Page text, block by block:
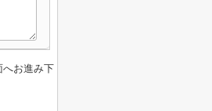
へお進み下